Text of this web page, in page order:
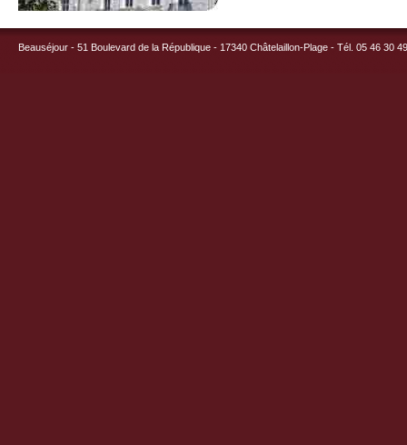
Beauséjour - 51 Boulevard de la République - 17340 Châtelaillon-Plage - Tél. 05 46 30